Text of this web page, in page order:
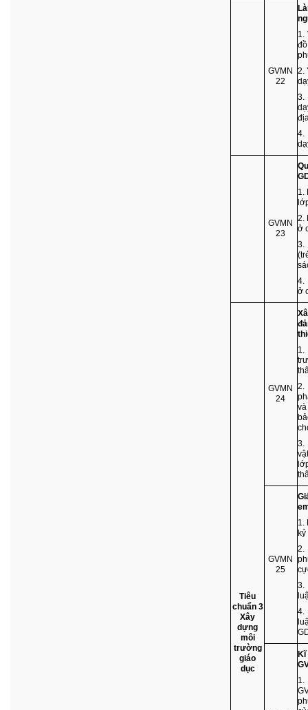
GVMN
22
1.
2.
3.
4.
GVMN
23
1.
2.
ở
3.
4.
ở
Tiêu
chuẩn 3
Xây
dựng
môi
trường
giáo
dục
GVMN
24
2.
3.
GVMN
25
1.
kỷ
2.
3.
4.
1.